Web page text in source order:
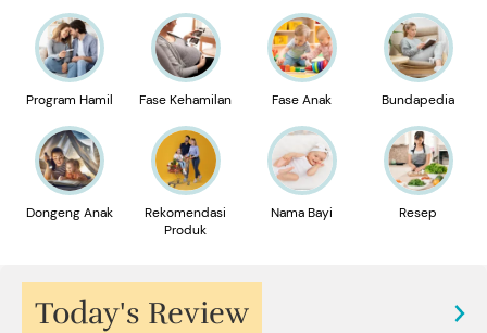
Program Hamil Fase Kehamilan Fase Anak Bundapedia
Dongeng Anak
Rekomendasi
Produk
Nama Bayi Resep
Today's Review